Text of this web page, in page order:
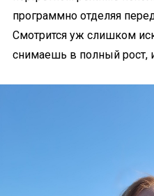
программно отделяя
Смотрится уж слишком
снимаешь в полный рост,